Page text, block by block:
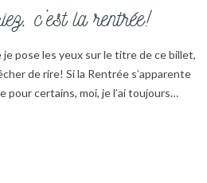
c’est la rentrée!
je pose les yeux sur le titre de ce billet,
de rire! Si la Rentrée s’apparente
pour certains, moi, je l’ai toujours…